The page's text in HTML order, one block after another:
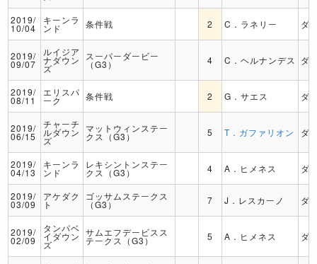
2019/
10/04
キーンラ
ンド 条件戦 2 C．ラネリー ダ
2019/
09/07
ルイジア
ナダウン
ズ
スーパーダービー
（G3） 4 C．ヘルナンデス ダ
2019/
08/11
エリスパ
ーク 条件戦 2 G．サエス ダ
2019/
06/15
チャーチ
ルダウン
ズ
マットウィンステー
クス（G3） 5 T．ガファリオン ダ
2019/
04/13
キーンラ
ンド
レキシントンステー
クス（G3） 4 A．ヒメネス ダ
2019/
03/09
アケダク
ト
ゴッサムステークス
（G3） 7 J．レスカーノ ダ
2019/
02/09
タンパベ
イダウン
ズ
サムエフデービスス
テークス（G3） 5 A．ヒメネス ダ